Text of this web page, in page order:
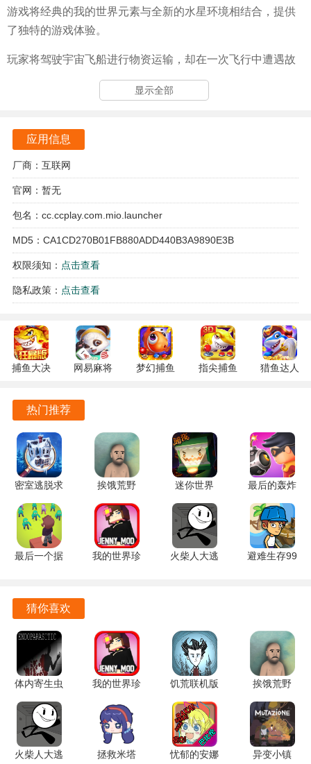
游戏将经典的我的世界元素与全新的水星环境相结合，提供
了独特的游戏体验。
玩家将驾驶宇宙飞船进行物资运输，却在一次飞行中遭遇故
障，迫降在一个陌生的星球上。
的沙漠、深邃的海洋和崎岖的山脉等多种地形。
每种环境都充满了未知的惊喜，等待玩家去探索和发现。
游戏的开放式沙盒特性使得玩家可以自由创造、破坏和建
在水星的环境中，玩家需要寻找食物和水源，收集基础材料
以生存。
探索周围环境是游戏的重要组成部分，玩家可以利用初始工
具寻找更多资源和矿物。
游戏中还提供了丰富的资源供玩家收集，玩家可以通过探
合成与建造也是游戏的一大特色，玩家可以制作更高级的工
具和装备，建造坚固的避难所。
随着游戏的深入，玩家还可以解锁飞船，前往其他星球探
险，增加了游戏的乐趣与挑战。
生存体验极具挑战性，玩家需要时刻保持警惕，避免深海怪
物和其他威胁。
显示全部
应用信息
厂商：互联网
官网：暂无
包名：cc.ccplay.com.mio.launcher
MD5：CA1CD270B01FB880ADD440B3A9890E3B
权限须知： 点击查看
隐私政策： 点击查看
捕鱼大决
122.7.291
最新版
网易麻将
官方版
梦幻捕鱼
指尖捕鱼
猎鱼达人
热门推荐
密室逃脱求
生系列2极
限密探
700.00.02
安卓版
挨饿荒野
v2.4.3 安卓
版
迷你世界
1.58.0 安卓
版
最后的轰炸
机 v0.1 安
卓版
最后一个据
我的世界珍
火柴人大逃
避难生存99
猜你喜欢
体内寄生虫
1.0.3 安卓
版
我的世界珍
5.80 安卓
版
饥荒联机版
1.19.21 官
方版
挨饿荒野
v2.4.3 安卓
版
火柴人大逃
拯救米塔
忧郁的安娜
异变小镇